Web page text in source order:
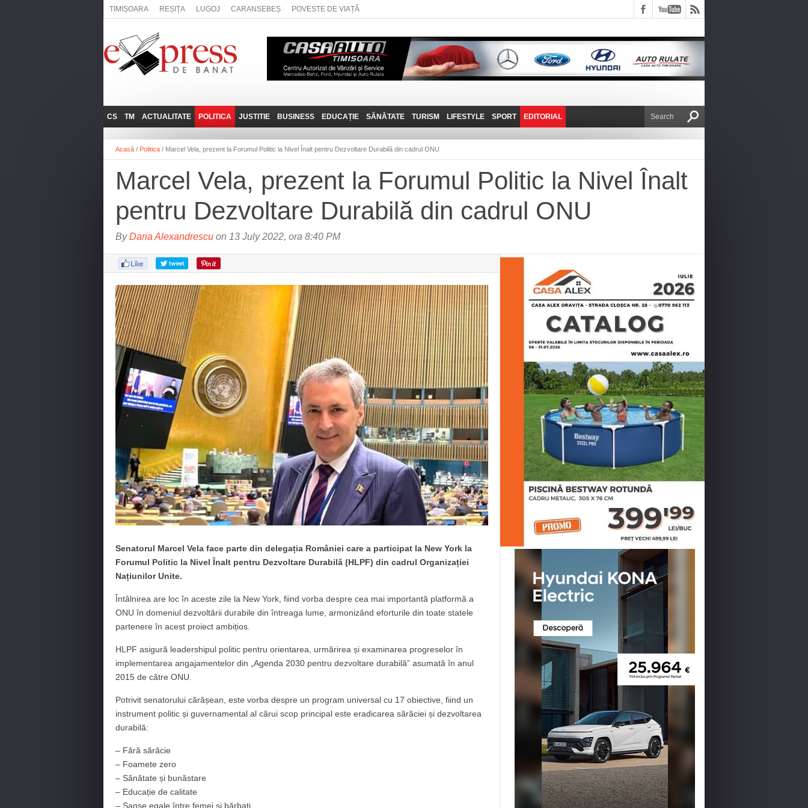
TIMIȘOARA REȘIȚA LUGOJ CARANSEBEȘ POVESTE DE VIAȚĂ
CS
REȘIȚA
CARANSEBEȘ
ANINA
BOCŞA
MOLDOVA NOUĂ
ORAVIȚA
OȚELU ROŞU
TM
LUGOJ
TIMIȘOARA
ACTUALITATE
ADMINISTRATIE
NAȚIONAL
SOCIAL
POLITICA
EXPRESSLIVE
INTERVIURILE
JUSTITIE BUSINESS
JOB-URI
TEHNIT
EDUCAȚIE SĂNĂTATE TURISM
PRIN MUNȚII
BANATULUI
FANTASTICUL BANAT
TRAVEL VLOG
LIFESTYLE
POVESTE DE VIAȚĂ
SPORT EDITORIAL
DE VICTOR NAFIRU
Acasă / Politica / Marcel Vela, prezent la Forumul Politic la Nivel Înalt pentru Dezvoltare Durabilă din cadrul ONU
Marcel Vela, prezent la Forumul Politic la Nivel Înalt
pentru Dezvoltare Durabilă din cadrul ONU
ByDaria Alexandrescu on 13 July 2022, ora 8:40 PM
Senatorul Marcel Vela face parte din delegația României care a participat la New York la
Forumul Politic la Nivel Înalt pentru Dezvoltare Durabilă (HLPF) din cadrul Organizației
Națiunilor Unite.
Întâlnirea are loc în aceste zile la New York, fiind vorba despre cea mai importantă platformă a
ONU în domeniul dezvoltării durabile din întreaga lume, armonizând eforturile din toate statele
partenere în acest proiect ambițios.
HLPF asigură leadershipul politic pentru orientarea, urmărirea și examinarea progreselor în
implementarea angajamentelor din „Agenda 2030 pentru dezvoltare durabilă” asumată în anul
2015 de către ONU.
Potrivit senatorului cărășean, este vorba despre un program universal cu 17 obiective, fiind un
instrument politic și guvernamental al cărui scop principal este eradicarea sărăciei și dezvoltarea
durabilă:
– Fără sărăcie
– Foamete zero
– Sănătate și bunăstare
– Educație de calitate
– Șanse egale între femei și bărbați